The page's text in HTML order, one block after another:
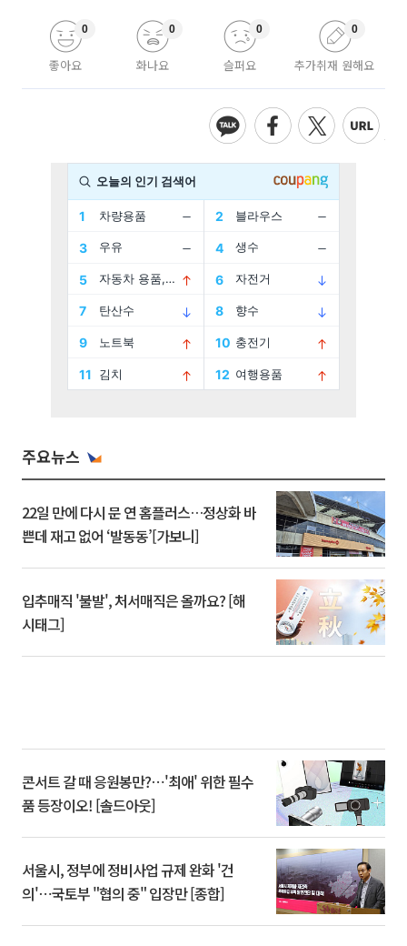
좋아요
0
화나요
0
슬퍼요
0
추가취재 원해요
0
주요뉴스
22일 만에 다시 문 연 홈플러스…정상화 바
쁜데 재고 없어 ‘발동동’[가보니]
입추매직 '불발', 처서매직은 올까요? [해
시태그]
콘서트 갈 때 응원봉만?⋯'최애' 위한 필수
품 등장이오! [솔드아웃]
서울시, 정부에 정비사업 규제 완화 '건
의'⋯국토부 "협의 중" 입장만 [종합]